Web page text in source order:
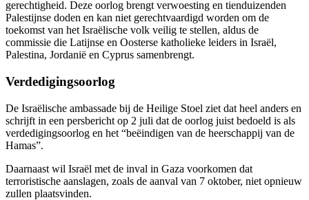
gerechtigheid. Deze oorlog brengt verwoesting en tienduizenden
Palestijnse doden en kan niet gerechtvaardigd worden om de
toekomst van het Israëlische volk veilig te stellen, aldus de
commissie die Latijnse en Oosterse katholieke leiders in Israël,
Palestina, Jordanië en Cyprus samenbrengt.
Verdedigingsoorlog
De Israëlische ambassade bij de Heilige Stoel ziet dat heel anders en
schrijft in een persbericht op 2 juli dat de oorlog juist bedoeld is als
verdedigingsoorlog en het “beëindigen van de heerschappij van de
Hamas”.
Daarnaast wil Israël met de inval in Gaza voorkomen dat
terroristische aanslagen, zoals de aanval van 7 oktober, niet opnieuw
zullen plaatsvinden.